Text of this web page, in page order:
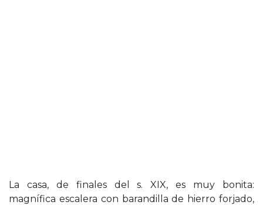
La casa, de finales del s. XIX, es muy bonita:
magnífica escalera con barandilla de hierro forjado,